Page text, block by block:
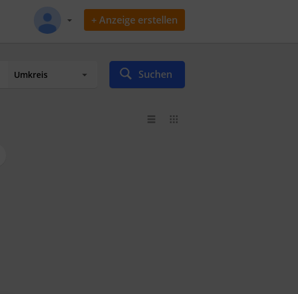
+ Anzeige erstellen
Suchen